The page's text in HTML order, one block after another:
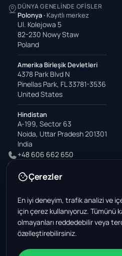
DÜNYA GENELINDE OFISLER
Polonya · Kayıtlı merkez
Ul. Kolejowa 5
82-230 Nowy Staw
Poland
Amerika Birleşik Devletleri
4378 Park Blvd N
Pinellas Park, FL 33781-3536
United States
Hindistan
A-199, Sector 63
Noida, Uttar Pradesh 201301
India
+48 606 662 650
office@wastemarkt.com
ÜRÜN
Pazar yeri
Malzemeler - satış
Malzemeler - satın alma
ŞIRKET
Hakkımızda
Çerezler
En iyi deneyim, trafik analizi ve
için çerez kullanıyoruz. Tümünü
olmayanları reddedebilir veya
özelleştirebilirsiniz.